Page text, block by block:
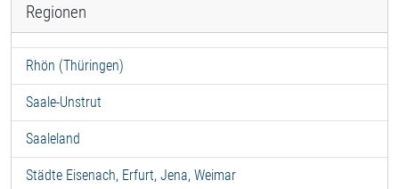
Regionen
Rhön (Thüringen)
Saale-Unstrut
Saaleland
Städte Eisenach, Erfurt, Jena, Weimar